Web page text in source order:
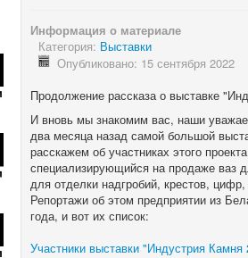
Информация о материале
Категория: Выставки
Опубликовано: 15 сентября 2022
Продолжение рассказа о выставке
И вновь мы знакомим вас, наши
два месяца назад самой большой
расскажем об участниках этого
специализирующийся на продаже ваз
для отделки надгробий, крестов,
Репортажи об этом предприятии из
года, и вот их список:
Участники выставки "Индустрия Камня